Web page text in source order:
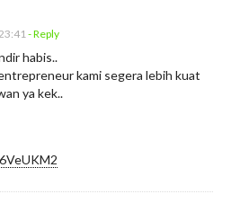
- Reply
habis..
kami segera lebih kuat
ya kek..